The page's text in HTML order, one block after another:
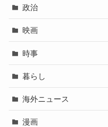
政治
映画
時事
暮らし
海外ニュース
漫画